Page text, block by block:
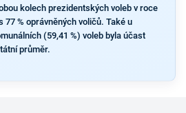
kolech prezidentských voleb v roce
77 % oprávněných voličů. Také u
(59,41 %) voleb byla účast
průměr.